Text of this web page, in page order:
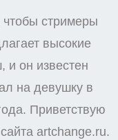
стримеры
высокие
и он известен
на девушку в
Приветствую
artchange.ru.